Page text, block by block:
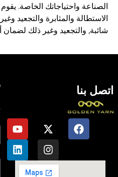
الصناعة واحتياجاتك الخاصة.
الاستطالة والمثابرة والتجعيد
شائبة, والتجعيد وغير ذلك لضمان
اتصل بنا